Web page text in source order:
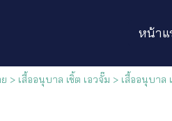
หน้าแ
> เสื้ออนุบาล เชิ้ต เอวจั๊ม > เสื้ออนุบาล